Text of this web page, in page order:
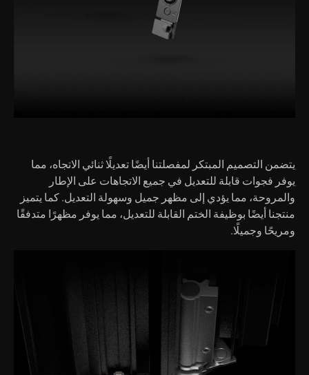
يتضمن التصميم المبتكر لمفصلتنا أيضًا تعديلًا ثنائي الاتجاه، مما
يوفر فجوات قابلة للتعديل في جميع الاتجاهات على الإطار
والمروحة، مما يؤدي إلى مظهر جميل وسهولة التعديل. كما يتميز
منتجنا أيضًا بوظيفة الختم القابلة للتعديل، مما يوفر مظهرًا متدفقًا
ومريحًا وجميلًا.